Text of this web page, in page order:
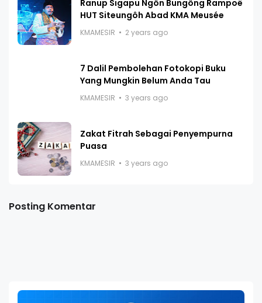
Ranup Sigapu Ngôn Bungông Rampoë
HUT Siteungôh Abad KMA Meusée
KMAMESIR 2 years ago
7 Dalil Pembolehan Fotokopi Buku
Yang Mungkin Belum Anda Tau
KMAMESIR 3 years ago
Zakat Fitrah Sebagai Penyempurna
Puasa
KMAMESIR 3 years ago
Posting Komentar